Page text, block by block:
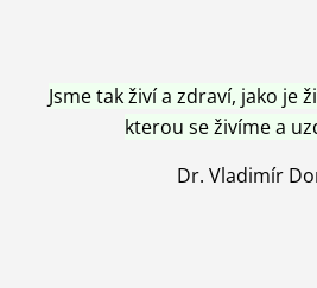
Jsme tak živí a zdraví, jako je
kterou se živíme a
Dr. Vladimír